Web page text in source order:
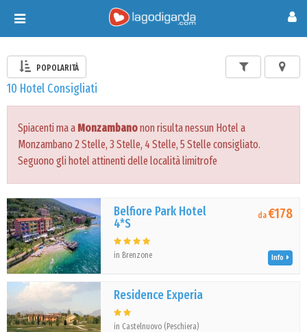
Toggle
navigation
POPOLARITÀ
10 Hotel Consigliati
Spiacenti ma a Monzambanonon risulta nessun Hotel a
Monzambano 2 Stelle, 3 Stelle, 4 Stelle, 5 Stelle consigliato.
Seguono gli hotel attinenti delle località limitrofe
Belfiore Park Hotel
4*S
in Brenzone
da€178
Info
Residence Experia
in Castelnuovo (Peschiera)